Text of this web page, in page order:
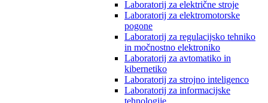
Laboratorij za električne stroje
Laboratorij za elektromotorske
pogone
Laboratorij za regulacijsko tehniko
in močnostno elektroniko
Laboratorij za avtomatiko in
kibernetiko
Laboratorij za strojno inteligenco
Laboratorij za informacijske
tehnologije